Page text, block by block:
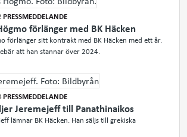
PRESSMEDDELANDE
förlänger med BK Häcken
förlänger sitt kontrakt med BK Häcken med ett år.
att han stannar över 2024.
PRESSMEDDELANDE
Jeremejeff till Panathinaikos
lämnar BK Häcken. Han säljs till grekiska